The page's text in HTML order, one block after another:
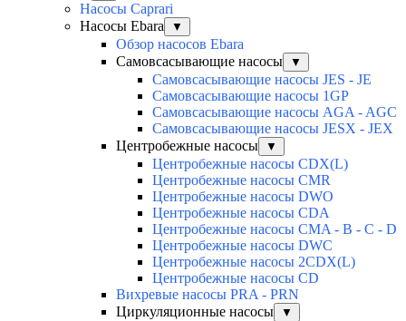
Насосы Caprari
Насосы Ebara
▼
Обзор насосов Ebara
Самовсасывающие насосы
▼
Самовсасывающие насосы JES - JE
Самовсасывающие насосы 1GP
Самовсасывающие насосы AGA - AGC
Самовсасывающие насосы JESX - JEX
Центробежные насосы
▼
Центробежные насосы CDX(L)
Центробежные насосы CMR
Центробежные насосы DWO
Центробежные насосы CDA
Центробежные насосы CMA - B - C - D
Центробежные насосы DWC
Центробежные насосы 2CDX(L)
Центробежные насосы CD
Вихревые насосы PRA - PRN
Циркуляционные насосы
▼